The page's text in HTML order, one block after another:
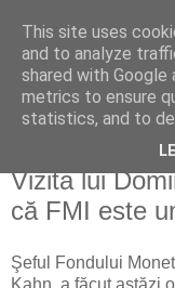
Reflecţii
blog de reflecţii,
marți, 30 martie
Vizita lui
că FMI este
Şeful Fondului
Kahn, a făcut astăzi
This site uses
and to analyze
shared with
metrics to ensure
statistics, and to